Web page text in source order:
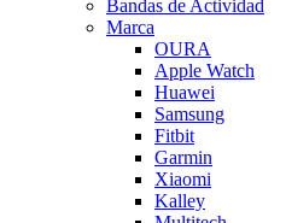
Bandas de Actividad
Marca
OURA
Apple Watch
Huawei
Samsung
Fitbit
Garmin
Xiaomi
Kalley